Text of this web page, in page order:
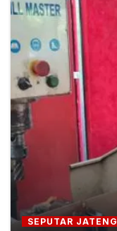
SEPUTAR JATENG